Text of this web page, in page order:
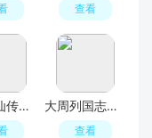
查看
凡人修仙传人界篇手游2026最新版 大周列国志官方版手游
查看